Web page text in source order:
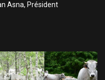
Asna, Président